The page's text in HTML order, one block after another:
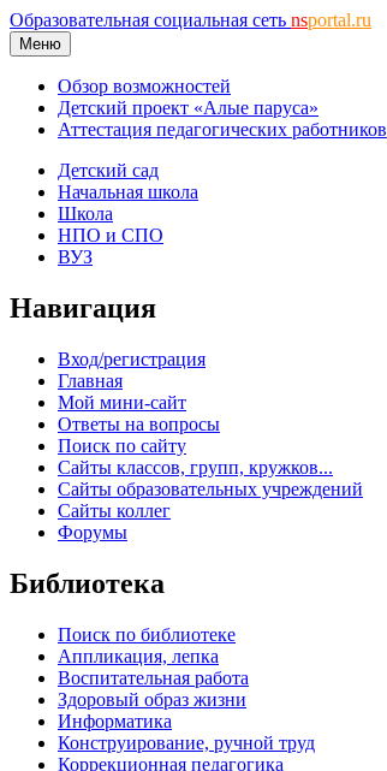
Образовательная социальная сеть nsportal.ru
Меню
Обзор возможностей
Детский проект «Алые паруса»
Аттестация педагогических работников
Детский сад
Начальная школа
Школа
НПО и СПО
ВУЗ
Навигация
Вход/регистрация
Главная
Мой мини-сайт
Ответы на вопросы
Поиск по сайту
Сайты классов, групп, кружков...
Сайты образовательных учреждений
Сайты коллег
Форумы
Библиотека
Поиск по библиотеке
Аппликация, лепка
Воспитательная работа
Здоровый образ жизни
Информатика
Конструирование, ручной труд
Коррекционная педагогика